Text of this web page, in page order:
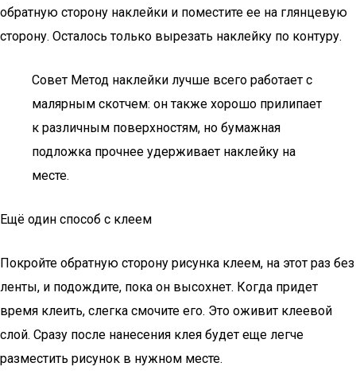
обратную сторону наклейки и поместите ее на глянцевую
сторону. Осталось только вырезать наклейку по контуру.
Совет Метод наклейки лучше всего работает с
малярным скотчем: он также хорошо прилипает
к различным поверхностям, но бумажная
подложка прочнее удерживает наклейку на
месте.
Ещё один способ с клеем
Покройте обратную сторону рисунка клеем, на этот раз без
ленты, и подождите, пока он высохнет. Когда придет
время клеить, слегка смочите его. Это оживит клеевой
слой. Сразу после нанесения клея будет еще легче
разместить рисунок в нужном месте.